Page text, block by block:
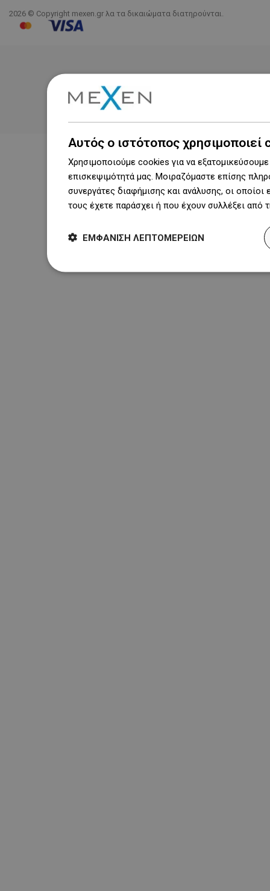
2026 © Copyright mexen.gr λα τα δικαιώματα διατηρούνται.
Αυτός ο ιστότοπος χρησιμοποιεί
Χρησιμοποιούμε cookies για να
επισκεψιμότητά μας. Μοιραζόμαστε επίσης
συνεργάτες διαφήμισης και ανάλυσης, οι
τους έχετε παράσχει ή που έχουν συλλέξει
ΕΜΦΆΝΙΣΗ ΛΕΠΤΟΜΕΡΕΙΏΝ